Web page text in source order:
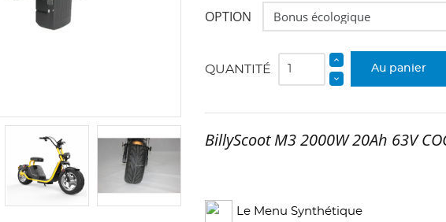
OPTION
QUANTITÉ Au panier
BillyScoot M3 2000W 20Ah 63V
Le Menu Synthétique